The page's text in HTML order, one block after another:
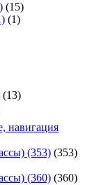
(15)
(1)
(13)
навигация
(353) (353)
(360) (360)